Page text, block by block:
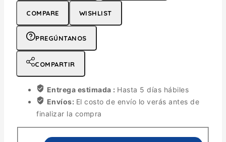
COMPARE WISHLIST
PREGÚNTANOS
COMPARTIR
Entrega estimada : Hasta 5 días hábiles
Envíos: El costo de envío lo verás antes de
finalizar la compra